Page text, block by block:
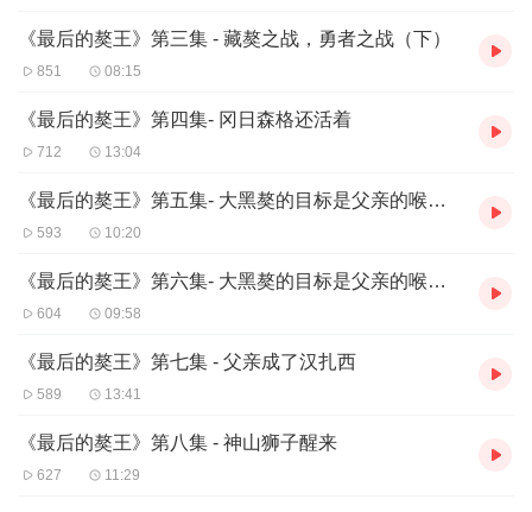
《最后的獒王》第三集 - 藏獒之战，勇者之战（下）
851 08:15
《最后的獒王》第四集- 冈日森格还活着
712 13:04
《最后的獒王》第五集- 大黑獒的目标是父亲的喉咙（上）
593 10:20
《最后的獒王》第六集- 大黑獒的目标是父亲的喉咙（下）
604 09:58
《最后的獒王》第七集 - 父亲成了汉扎西
589 13:41
《最后的獒王》第八集 - 神山狮子醒来
627 11:29